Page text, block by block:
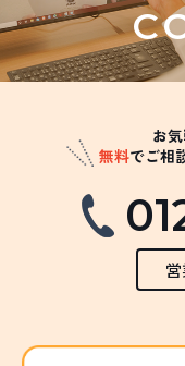
お
無料でご相